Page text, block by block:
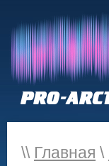
\\ Главная \